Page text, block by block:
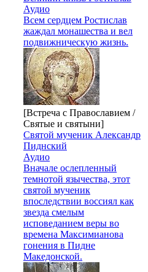
Аудио
Всем сердцем Ростислав
жаждал монашества и вел
подвижническую жизнь.
[Встреча с Православием /
Святые и святыни]
Святой мученик Александр
Пиднский
Аудио
Вначале ослепленный
темнотой язычества, этот
святой мученик
впоследствии воссиял как
звезда смелым
исповеданием веры во
времена Максимианова
гонения в Пидне
Македонской.